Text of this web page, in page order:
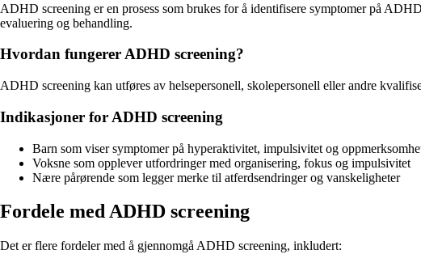
ADHD screening er en prosess som brukes for å identifisere symptomer på
evaluering og behandling.
Hvordan fungerer ADHD screening?
ADHD screening kan utføres av helsepersonell, skolepersonell eller andre
Indikasjoner for ADHD screening
Barn som viser symptomer på hyperaktivitet, impulsivitet og
Voksne som opplever utfordringer med organisering, fokus og impulsivitet
Nære pårørende som legger merke til atferdsendringer og vanskeligheter
Fordele med ADHD screening
Det er flere fordeler med å gjennomgå ADHD screening, inkludert: